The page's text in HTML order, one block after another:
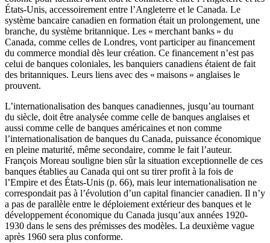
États-Unis, accessoirement entre l’Angleterre et le Canada. Le
système bancaire canadien en formation était un prolongement, une
branche, du système britannique. Les « merchant banks » du
Canada, comme celles de Londres, vont participer au financement
du commerce mondial dès leur création. Ce financement n’est pas
celui de banques coloniales, les banquiers canadiens étaient de fait
des britanniques. Leurs liens avec des « maisons » anglaises le
prouvent.
L’internationalisation des banques canadiennes, jusqu’au tournant
du siècle, doit être analysée comme celle de banques anglaises et
aussi comme celle de banques américaines et non comme
l’internationalisation de banques du Canada, puissance économique
en pleine maturité, même secondaire, comme le fait l’auteur.
François Moreau souligne bien sûr la situation excep­tionnelle de ces
banques établies au Canada qui ont su tirer profit à la fois de
l’Empire et des États-Unis (p. 66), mais leur internationalisation ne
correspondait pas à l’évolution d’un capital financier canadien. Il n’y
a pas de parallèle entre le déploiement extérieur des banques et le
développement économique du Canada jusqu’aux années 1920-
1930 dans le sens des prémisses des modèles. La deuxième vague
après 1960 sera plus conforme.